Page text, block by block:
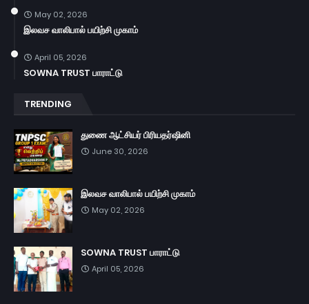
May 02, 2026
இலவச வாலிபால் பயிற்சி முகாம்
April 05, 2026
SOWNA TRUST பாராட்டு
TRENDING
துணை ஆட்சியர் பிரியதர்ஷினி
June 30, 2026
இலவச வாலிபால் பயிற்சி முகாம்
May 02, 2026
SOWNA TRUST பாராட்டு
April 05, 2026